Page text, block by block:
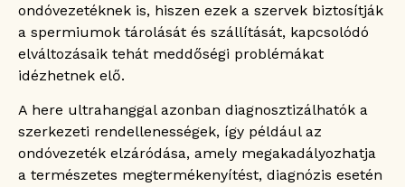
ondóvezetéknek is, hiszen ezek a szervek biztosítják
a spermiumok tárolását és szállítását, kapcsolódó
elváltozásaik tehát meddőségi problémákat
idézhetnek elő.
A here ultrahanggal azonban diagnosztizálhatók a
szerkezeti rendellenességek, így például az
ondóvezeték elzáródása, amely megakadályozhatja
a természetes megtermékenyítést, diagnózis esetén